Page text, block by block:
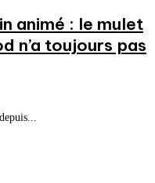
animé : le mulet
n’a toujours pas